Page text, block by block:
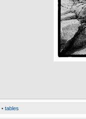
• tables